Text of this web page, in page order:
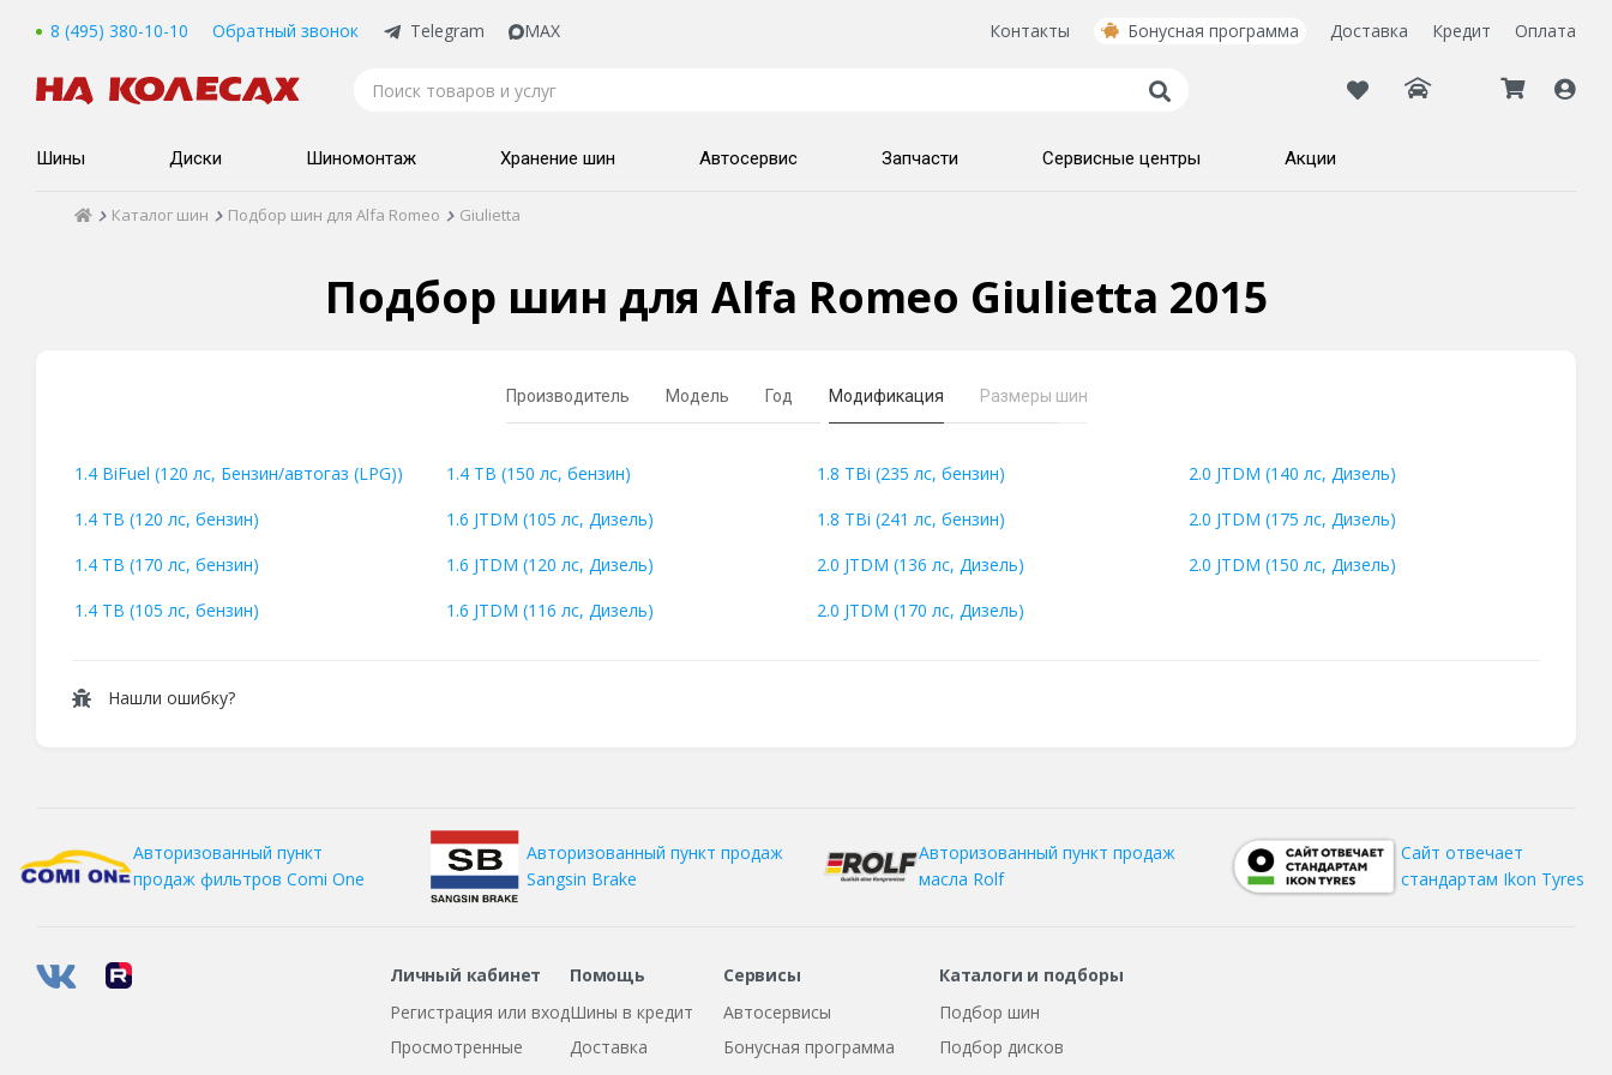
8 (495) 380-10-10 Обратный звонок Telegram MAX Контакты Бонусная программа Доставка Кредит Оплата
Шины Диски Шиномонтаж Хранение шин Автосервис Запчасти Сервисные центры Акции
Каталог шин Подбор шин для Alfa Romeo Giulietta
Подбор шин для Alfa Romeo Giulietta 2015
Производитель Модель Год Модификация Размеры шин
1.4 BiFuel (120 лс, Бензин/автогаз (LPG))
1.4 TB (120 лс, бензин)
1.4 TB (170 лс, бензин)
1.4 TB (105 лс, бензин)
1.4 TB (150 лс, бензин)
1.6 JTDM (105 лс, Дизель)
1.6 JTDM (120 лс, Дизель)
1.6 JTDM (116 лс, Дизель)
1.8 TBi (235 лс, бензин)
1.8 TBi (241 лс, бензин)
2.0 JTDM (136 лс, Дизель)
2.0 JTDM (170 лс, Дизель)
2.0 JTDM (140 лс, Дизель)
2.0 JTDM (175 лс, Дизель)
2.0 JTDM (150 лс, Дизель)
Нашли ошибку?
Авторизованный пункт
продаж фильтров Comi One
Авторизованный пункт продаж
Sangsin Brake
Авторизованный пункт продаж
масла Rolf
Сайт отвечает
стандартам Ikon Tyres
Личный кабинет
Регистрация или вход
Просмотренные
Помощь
Шины в кредит
Доставка
Сервисы
Автосервисы
Бонусная программа
Каталоги и подборы
Подбор шин
Подбор дисков